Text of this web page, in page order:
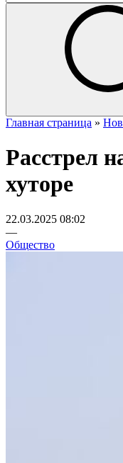
Главная страница »
Расстрел
хуторе
22.03.2025 08:02
—
Общество